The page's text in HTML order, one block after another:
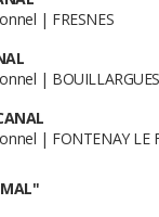
| FRESNES
| BOUILLARGUES
| FONTENAY LE